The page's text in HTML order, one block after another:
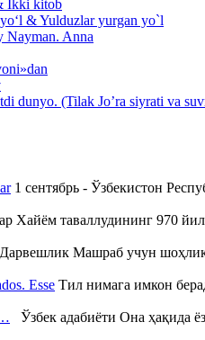
Ikki kitob
& Yulduzlar yurgan yo`l
Nayman. Anna
dunyo. (Tilak Jo’ra siyrati va
1 сентябрь - Ўзбекистон
Хайём таваллудининг 970
Машраб учун
Esse Тил нимага имкон
Ўзбек адабиёти Она ҳақида